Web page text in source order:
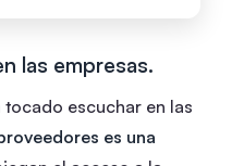
las empresas.
tocado escuchar en las
es una